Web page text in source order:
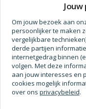
Voskamp Aluminium
Voskamp
Voskamp
Digitale
Inloggen ECmanage
Hardglazen Klep-,
Steiger configurator
Om jouw bezoek aan
persoonlijker te maken
vergelijkbare
derde partijen
internetgedrag binnen
volgen. Met deze
aan jouw interesses en
cookies mogelijk
over ons privacybeleid.